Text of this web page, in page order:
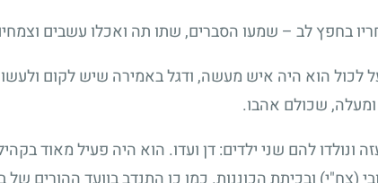
בחפץ לב – שמעו הסברים, שתו תה ואכלו עשבים
לכול הוא היה איש מעשה, ודגל באמירה שיש לקום
שכולם אהבו.
ונולדו להם שני ילדים: דן ועדו. הוא היה פעיל מאוד